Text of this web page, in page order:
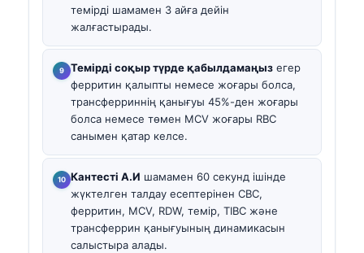
темірді шамамен 3 айға дейін
жалғастырады.
Темірді соқыр түрде қабылдамаңыз егер
ферритин қалыпты немесе жоғары болса,
трансферриннің қанығуы 45%-ден жоғары
болса немесе төмен MCV жоғары RBC
санымен қатар келсе.
Кантесті А.И шамамен 60 секунд ішінде
жүктелген талдау есептерінен CBC,
ферритин, MCV, RDW, темір, TIBC және
трансферрин қанығуының динамикасын
салыстыра алады.